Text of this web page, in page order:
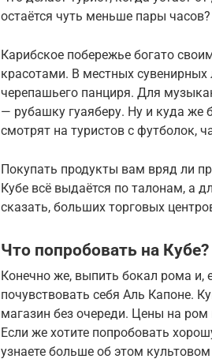
остаётся чуть меньше пары
Карибское побережье богато
красотами. В местных
черепашьего панциря. Для
— рубашку гуаяберу. Ну и куда же
смотрят на туристов с футболок,
Покупать продукты вам вряд ли
Кубе всё выдаётся по талонам, а
сказать, больших торговых
Что попробовать на Кубе?
Конечно же, выпить бокал рома и,
почувствовать себя Аль Капоне.
магазин без очереди. Цены на ром
Если же хотите попробовать
узнаете больше об этом